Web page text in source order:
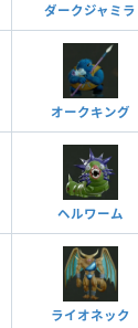
ダークジャミラ
オークキング
ヘルワーム
ライオネック